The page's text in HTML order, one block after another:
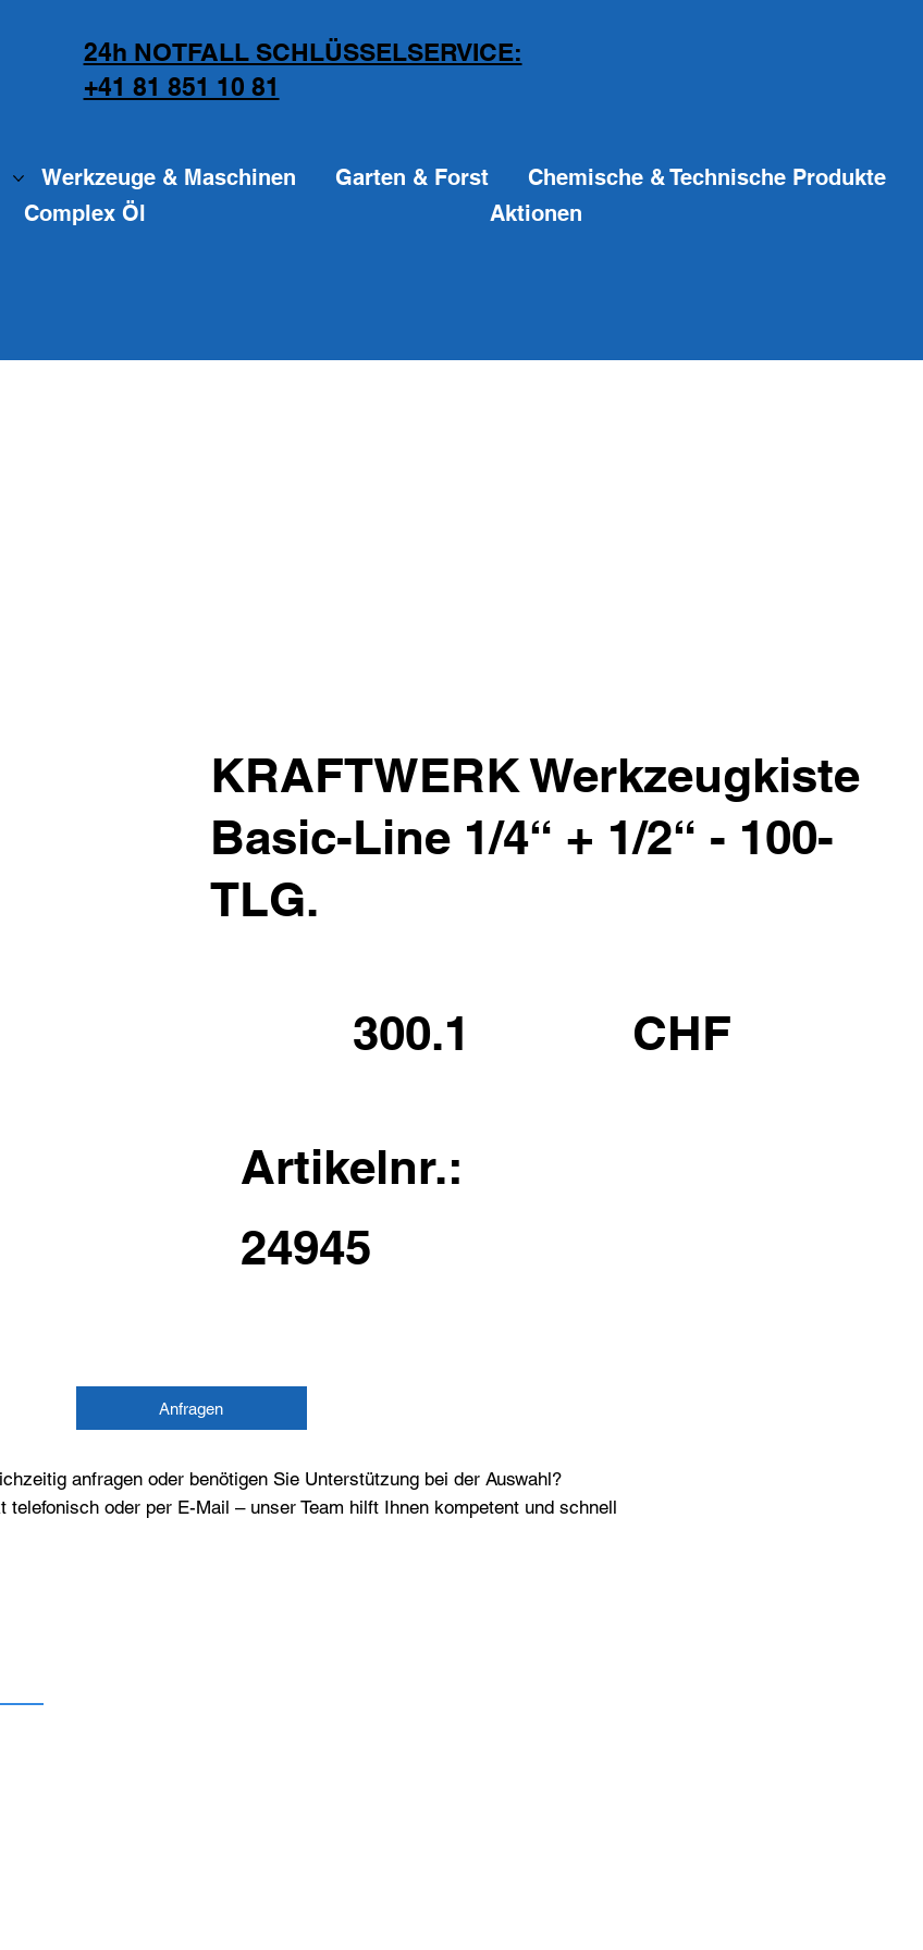
24h NOTFALL SCHLÜSSELSERVICE:
+41 81 851 10 81
Werkzeuge & Maschinen Garten & Forst
Chemische & Technische Produkte
Complex Öl Aktionen
KRAFTWERK Werkzeugkiste
Basic-Line 1/4“ + 1/2“ - 100-
TLG.
300.1 CHF
Artikelnr.:
24945
Anfragen
anfragen oder benötigen Sie Unterstützung bei der Auswahl?
telefonisch oder per E-Mail – unser Team hilft Ihnen kompetent und schnell